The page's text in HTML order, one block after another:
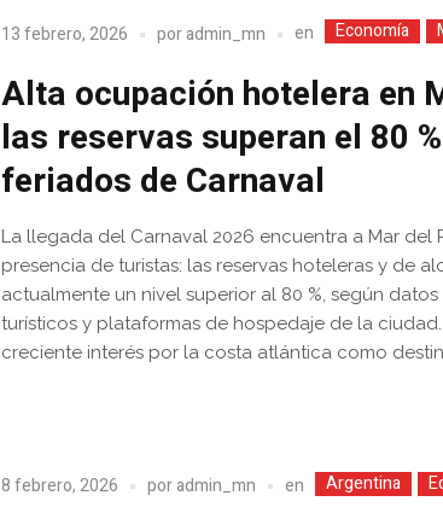
13 febrero, 2026 poradmin_mn en Economía
Alta ocupación hotelera en
las reservas superan el 80
feriados de Carnaval
La llegada del Carnaval 2026 encuentra a Mar del
presencia de turistas: las reservas hoteleras y de
actualmente un nivel superior al 80 %, según
turísticos y plataformas de hospedaje de la
creciente interés por la costa atlántica como
8 febrero, 2026 poradmin_mn en Argentina